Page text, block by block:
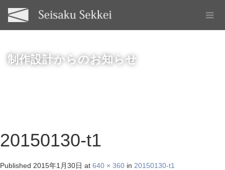
制作設計からのお知らせ
20150130-t1
Published 2015年1月30日 at 640 × 360 in 20150130-t1